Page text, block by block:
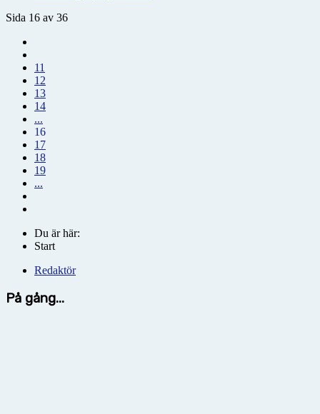
Sida 16 av 36
11
12
13
14
...
16
17
18
19
...
Du är här:
Start
Redaktör
På gång...